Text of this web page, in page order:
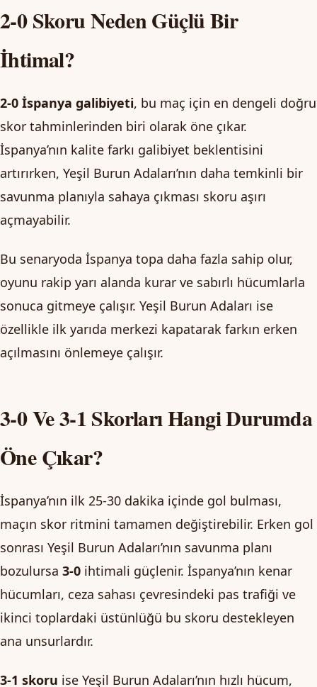
2-0 Skoru Neden Güçlü Bir
İhtimal?
2-0 İspanya galibiyeti, bu maç için en dengeli doğru
skor tahminlerinden biri olarak öne çıkar.
İspanya’nın kalite farkı galibiyet beklentisini
artırırken, Yeşil Burun Adaları’nın daha temkinli bir
savunma planıyla sahaya çıkması skoru aşırı
açmayabilir.
Bu senaryoda İspanya topa daha fazla sahip olur,
oyunu rakip yarı alanda kurar ve sabırlı hücumlarla
sonuca gitmeye çalışır. Yeşil Burun Adaları ise
özellikle ilk yarıda merkezi kapatarak farkın erken
açılmasını önlemeye çalışır.
3-0 Ve 3-1 Skorları Hangi Durumda
Öne Çıkar?
İspanya’nın ilk 25-30 dakika içinde gol bulması,
maçın skor ritmini tamamen değiştirebilir. Erken gol
sonrası Yeşil Burun Adaları’nın savunma planı
bozulursa 3-0 ihtimali güçlenir. İspanya’nın kenar
hücumları, ceza sahası çevresindeki pas trafiği ve
ikinci toplardaki üstünlüğü bu skoru destekleyen
ana unsurlardır.
3-1 skoru ise Yeşil Burun Adaları’nın hızlı hücum,